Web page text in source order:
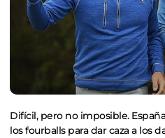
Difícil, pero no imposible.
los fourballs para dar caza a los